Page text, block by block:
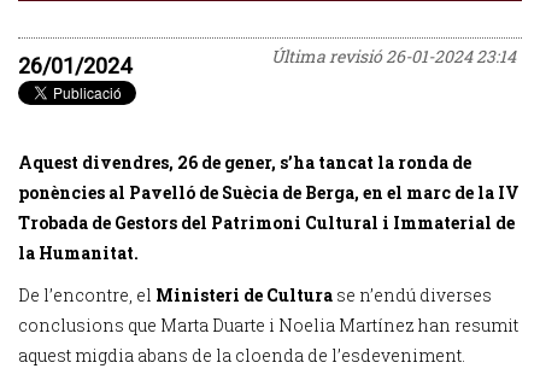
Última revisió26-01-2024 23:14
26/01/2024
Aquest divendres, 26 de gener, s’ha tancat la ronda de
ponències al Pavelló de Suècia de Berga, en el marc de la IV
Trobada de Gestors del Patrimoni Cultural i Immaterial de
la Humanitat.
De l’encontre, el Ministeri de Cultura se n’endú diverses
conclusions que Marta Duarte i Noelia Martínez han resumit
aquest migdia abans de la cloenda de l’esdeveniment.